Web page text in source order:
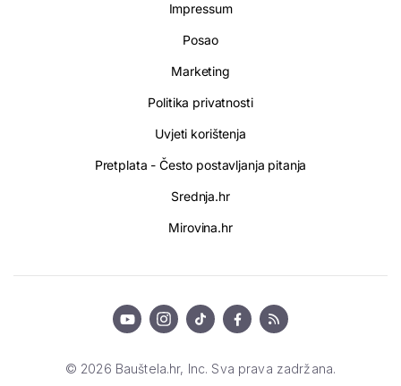
Impressum
Posao
Marketing
Politika privatnosti
Uvjeti korištenja
Pretplata - Često postavljanja pitanja
Srednja.hr
Mirovina.hr
© 2026 Bauštela.hr, Inc. Sva prava zadržana.